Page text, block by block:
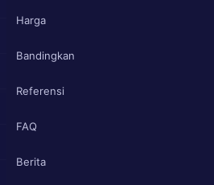
Harga
Bandingkan
Referensi
FAQ
Berita